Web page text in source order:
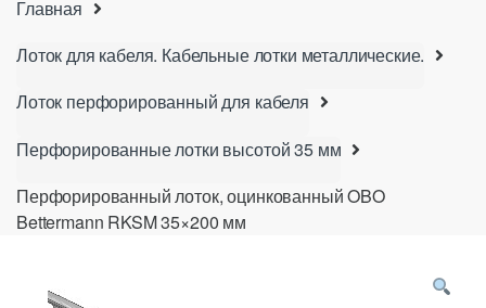
Главная
Лоток для кабеля. Кабельные лотки металлические.
Лоток перфорированный для кабеля
Перфорированные лотки высотой 35 мм
Перфорированный лоток, оцинкованный OBO
Bettermann RKSM 35×200 мм